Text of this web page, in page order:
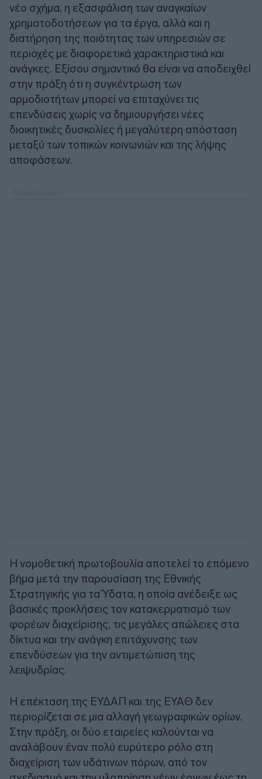
νέο σχήμα, η εξασφάλιση των αναγκαίων
χρηματοδοτήσεων για τα έργα, αλλά και η
διατήρηση της ποιότητας των υπηρεσιών σε
περιοχές με διαφορετικά χαρακτηριστικά και
ανάγκες. Εξίσου σημαντικό θα είναι να αποδειχθεί
στην πράξη ότι η συγκέντρωση των
αρμοδιοτήτων μπορεί να επιταχύνει τις
επενδύσεις χωρίς να δημιουργήσει νέες
διοικητικές δυσκολίες ή μεγαλύτερη απόσταση
μεταξύ των τοπικών κοινωνιών και της λήψης
αποφάσεων.
Η νομοθετική πρωτοβουλία αποτελεί το επόμενο
βήμα μετά την παρουσίαση της Εθνικής
Στρατηγικής για τα Ύδατα, η οποία ανέδειξε ως
βασικές προκλήσεις τον κατακερματισμό των
φορέων διαχείρισης, τις μεγάλες απώλειες στα
δίκτυα και την ανάγκη επιτάχυνσης των
επενδύσεων για την αντιμετώπιση της
λειψυδρίας.
Η επέκταση της ΕΥΔΑΠ και της ΕΥΑΘ δεν
περιορίζεται σε μια αλλαγή γεωγραφικών ορίων.
Στην πράξη, οι δύο εταιρείες καλούνται να
αναλάβουν έναν πολύ ευρύτερο ρόλο στη
διαχείριση των υδάτινων πόρων, από τον